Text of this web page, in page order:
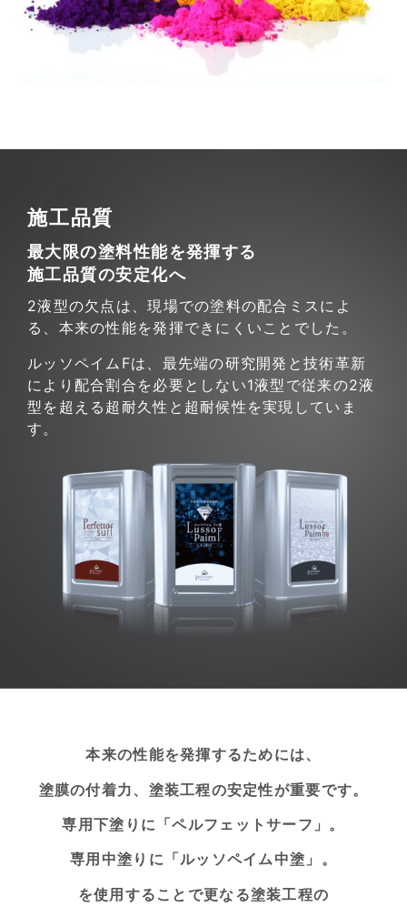
施工品質
最大限の塗料性能を発揮する
施工品質の安定化へ
2液型の欠点は、現場での塗料の配合ミスによ
る、本来の性能を発揮できにくいことでした。
ルッソペイムFは、最先端の研究開発と技術革新
により配合割合を必要としない1液型で従来の2液
型を超える超耐久性と超耐候性を実現していま
す。
本来の性能を発揮するためには、
塗膜の付着力、塗装工程の安定性が重要です。
専用下塗りに「ペルフェットサーフ」。
専用中塗りに「ルッソペイム中塗」。
を使用することで更なる塗装工程の